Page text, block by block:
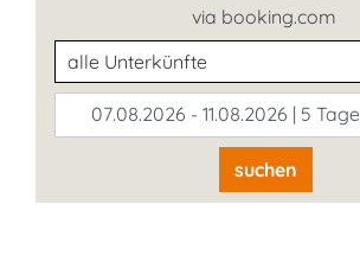
via booking.com
Unterkunftsart
07.08.2026 - 11.08.2026 | 5 Tage
suchen